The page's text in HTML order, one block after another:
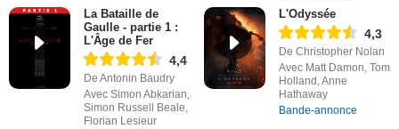
La Bataille de
Gaulle - partie 1 :
L'Âge de Fer
4,4
De Antonin Baudry
Avec Simon Abkarian,
Simon Russell Beale,
Florian Lesieur
L'Odyssée
4,3
De Christopher Nolan
Avec Matt Damon, Tom
Holland, Anne
Hathaway
Bande-annonce